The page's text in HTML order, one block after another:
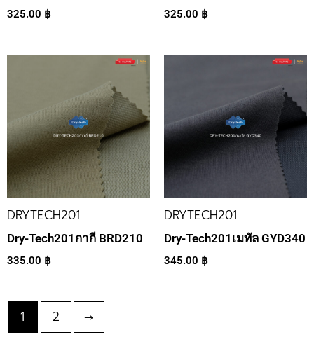
325.00 ฿ 325.00 ฿
DRYTECH201
Dry-Tech201กากี BRD210
335.00 ฿
DRYTECH201
Dry-Tech201เมทัล GYD340
345.00 ฿
1 2 →